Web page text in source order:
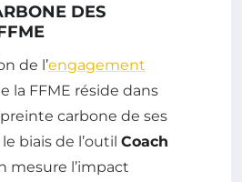
DES
de l’engagement
la FFME réside dans
carbone de ses
biais de l’outil Coach
mesure l’impact